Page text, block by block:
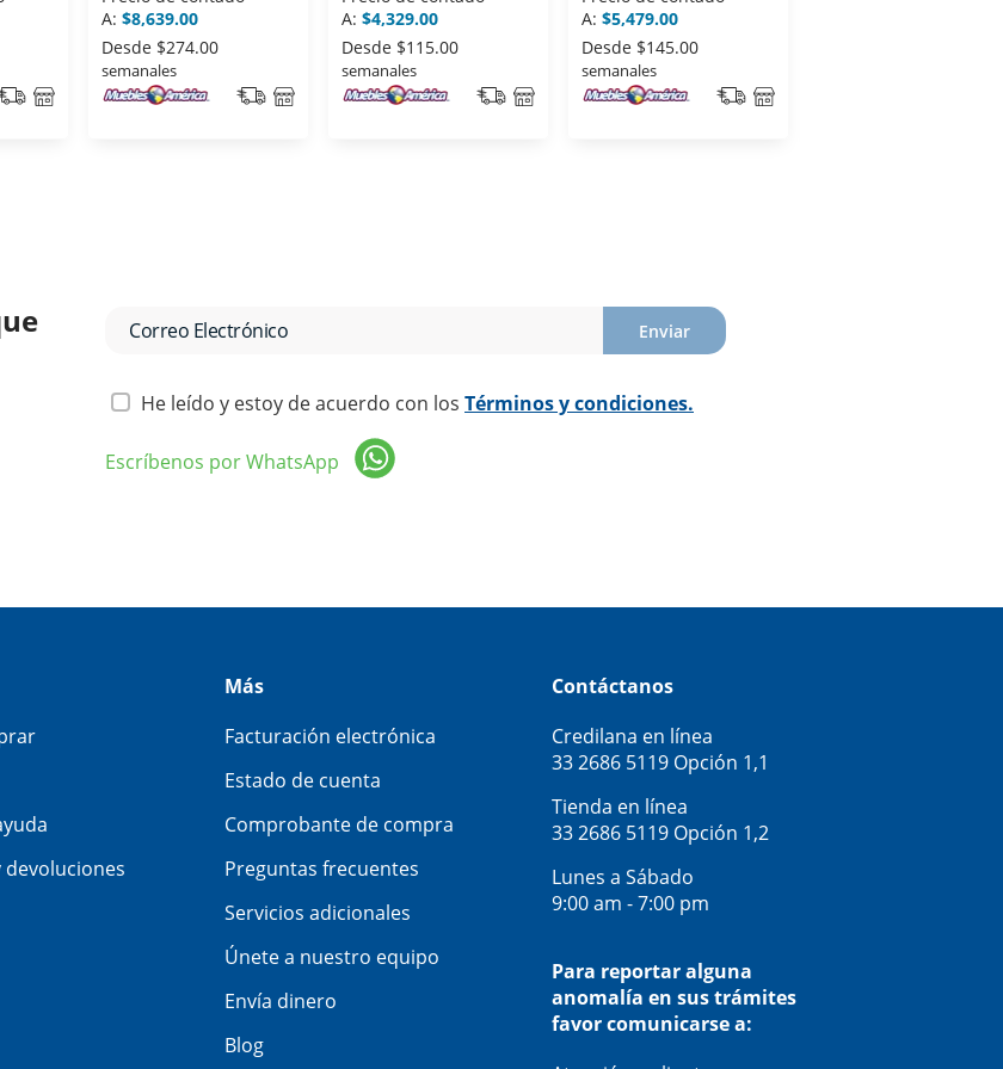
A: $8,639.00
Desde $274.00
semanales
A: $4,329.00
Desde $115.00
semanales
A: $5,479.00
Desde $145.00
semanales
Enviar
He leído y estoy de acuerdo con los Términos y condiciones.
Escríbenos por WhatsApp
devoluciones
Más
Facturación electrónica
Estado de cuenta
Comprobante de compra
Preguntas frecuentes
Servicios adicionales
Únete a nuestro equipo
Envía dinero
Blog
Contáctanos
Credilana en línea
33 2686 5119 Opción 1,1
Tienda en línea
33 2686 5119 Opción 1,2
Lunes a Sábado
9:00 am - 7:00 pm
Para reportar alguna
anomalía en sus trámites
favor comunicarse a: